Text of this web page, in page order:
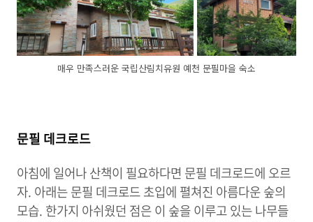
매우 만족스러운 국립산림치유원 예천 문필마을 숙소
문필 데크로드
아침에 일어나 산책이 필요하다면 문필 데크로드에 오르
자. 아래는 문필 데크로드 초입에 펼쳐진 아름다운 숲의
모습. 한가지 아쉬웠던 점은 이 숲을 이루고 있는 나무들